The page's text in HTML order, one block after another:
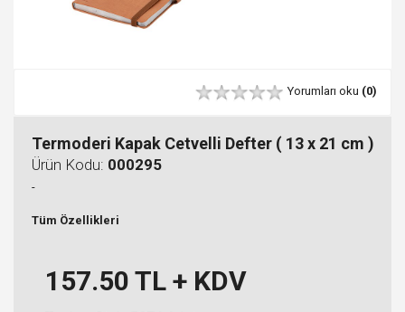
Yorumları oku (0)
Termoderi Kapak Cetvelli Defter ( 13 x 21 cm )
Ürün Kodu: 000295
-
Tüm Özellikleri
157.50 TL + KDV